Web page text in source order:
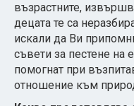
възрастните,
децата те са
искали да Ви
съвети за пестене на
помогнат при
отношение към